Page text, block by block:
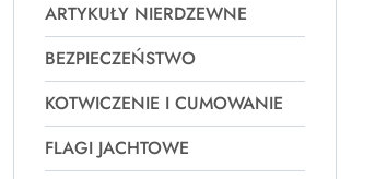
ARTYKUŁY NIERDZEWNE
BEZPIECZEŃSTWO
KOTWICZENIE I CUMOWANIE
FLAGI JACHTOWE